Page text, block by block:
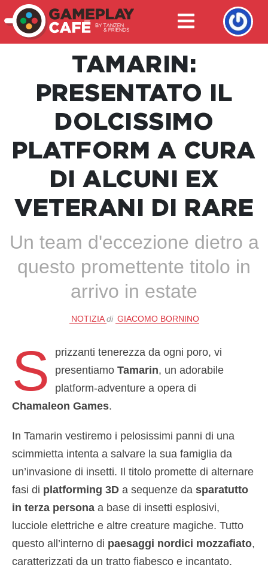
TAMARIN:
PRESENTATO IL
DOLCISSIMO
PLATFORM A CURA
DI ALCUNI EX
VETERANI DI RARE
Un team d'eccezione dietro a
questo promettente titolo in
arrivo in estate
NOTIZIA di GIACOMO BORNINO
S
prizzanti tenerezza da ogni poro, vi
presentiamoTamarin, un adorabile
platform-adventure a opera di
Chamaleon Games.
In Tamarin vestiremo i pelosissimi panni di una
scimmietta intenta a salvare la sua famiglia da
un’invasione di insetti. Il titolo promette di alternare
fasi di platforming 3D a sequenze da sparatutto
in terza persona a base di insetti esplosivi,
lucciole elettriche e altre creature magiche. Tutto
questo all’interno di paesaggi nordici mozzafiato,
caratterizzati da un tratto fiabesco e incantato.